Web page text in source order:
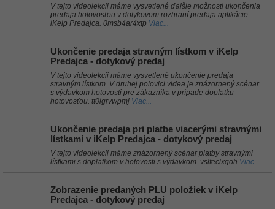
V tejto videolekcii máme vysvetlené ďalšie možnosti ukončenia
predaja hotovosťou v dotykovom rozhraní predaja aplikácie
iKelp Predajca. 0msb4ar4xtp Viac...
Ukončenie predaja stravným lístkom v iKelp
Predajca - dotykový predaj
V tejto videolekcii máme vysvetlené ukončenie predaja
stravným lístkom. V druhej polovici videa je znázornený scénar
s výdavkom hotovosti pre zákazníka v prípade doplatku
hotovosťou. tt0igrvwpmj Viac...
Ukončenie predaja pri platbe viacerými stravnými
lístkami v iKelp Predajca - dotykový predaj
V tejto videolekcii máme znázornený scénar platby stravnými
lístkami s doplatkom v hotovosti s výdavkom. vslfeclxqoh Viac...
Zobrazenie predaných PLU položiek v iKelp
Predajca - dotykový predaj